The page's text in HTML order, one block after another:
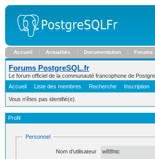
Accueil Actualités Documentation Forums
Forums PostgreSQL.fr
Le forum officiel de la communauté francophone de
Accueil
Liste des membres Recherche Inscription
Vous n'êtes pas identifié(e).
Profil
Personnel
Nom d'utilisateur
w88htc